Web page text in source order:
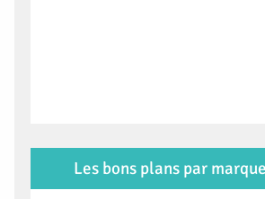
Les bons plans par marque